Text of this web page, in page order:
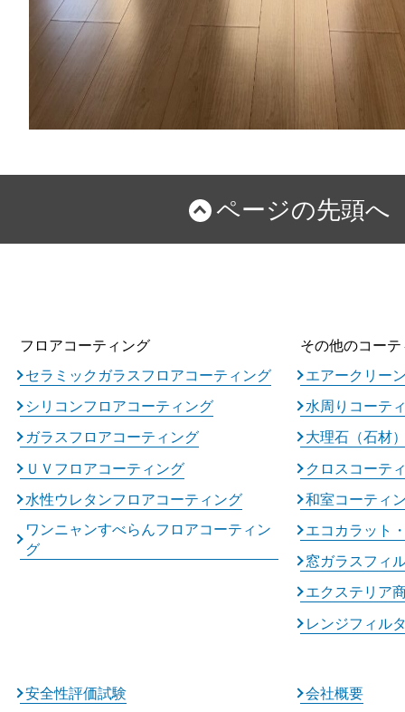
ページの先頭へ
フロアコーティング
セラミックガラスフロアコーティング
シリコンフロアコーティング
ガラスフロアコーティング
ＵＶフロアコーティング
水性ウレタンフロアコーティング
ワンニャンすべらんフロアコーティン
グ
その他のコー
エアークリー
水周りコーテ
大理石（石材
クロスコーテ
和室コーティ
エコカラット
窓ガラスフィ
エクステリア
レンジフィル
安全性評価試験 会社概要